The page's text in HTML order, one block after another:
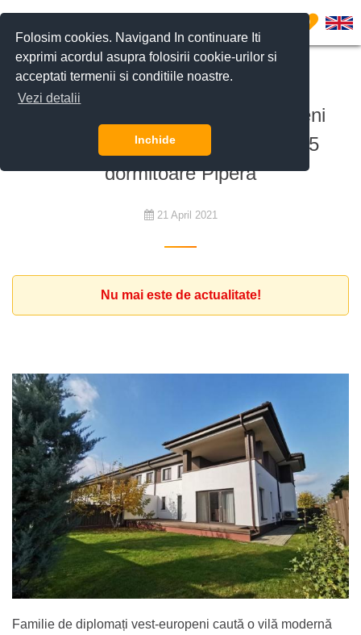
Folosim cookies. Navigand In continuare Iti
exprimi acordul asupra folosirii cookie-urilor si
acceptati termenii si conditiile noastre.
Vezi detalii
Inchide
0
De închiriat
Familie de diplomați vest-europeni
caută o vilă modernă de minim 5
dormitoare Pipera
21 April 2021
Nu mai este de actualitate!
Familie de diplomați vest-europeni caută o vilă modernă